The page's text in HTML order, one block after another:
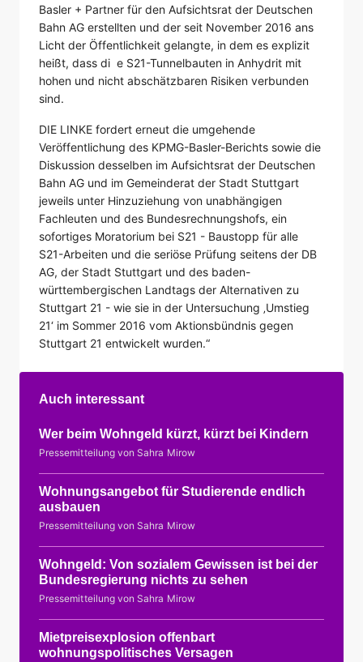
Basler + Partner für den Aufsichtsrat der Deutschen
Bahn AG erstellten und der seit November 2016 ans
Licht der Öffentlichkeit gelangte, in dem es explizit
heißt, dass di e S21-Tunnelbauten in Anhydrit mit
hohen und nicht abschätzbaren Risiken verbunden
sind.
DIE LINKE fordert erneut die umgehende
Veröffentlichung des KPMG-Basler-Berichts sowie die
Diskussion desselben im Aufsichtsrat der Deutschen
Bahn AG und im Gemeinderat der Stadt Stuttgart
jeweils unter Hinzuziehung von unabhängigen
Fachleuten und des Bundesrechnungshofs, ein
sofortiges Moratorium bei S21 - Baustopp für alle
S21-Arbeiten und die seriöse Prüfung seitens der DB
AG, der Stadt Stuttgart und des baden-
württembergischen Landtags der Alternativen zu
Stuttgart 21 - wie sie in der Untersuchung ‚Umstieg
21‘ im Sommer 2016 vom Aktionsbündnis gegen
Stuttgart 21 entwickelt wurden.“
Auch interessant
Wer beim Wohngeld kürzt, kürzt bei Kindern
Pressemitteilung von Sahra Mirow
Wohnungsangebot für Studierende endlich
ausbauen
Pressemitteilung von Sahra Mirow
Wohngeld: Von sozialem Gewissen ist bei der
Bundesregierung nichts zu sehen
Pressemitteilung von Sahra Mirow
Mietpreisexplosion offenbart
wohnungspolitisches Versagen